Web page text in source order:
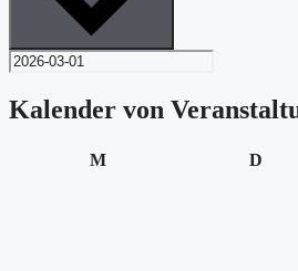
Kalender von
MMontag D